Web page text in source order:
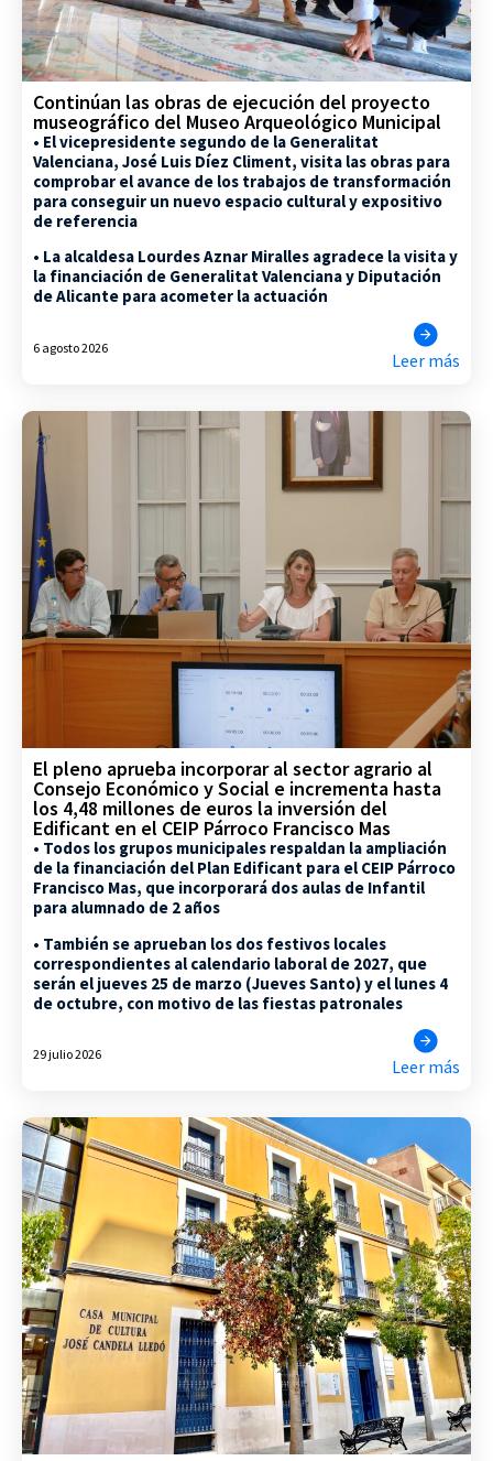
Continúan las obras de ejecución del proyecto
museográfico del Museo Arqueológico Municipal
• El vicepresidente segundo de la Generalitat
Valenciana, José Luis Díez Climent, visita las obras para
comprobar el avance de los trabajos de transformación
para conseguir un nuevo espacio cultural y expositivo
de referencia
• La alcaldesa Lourdes Aznar Miralles agradece la visita y
la financiación de Generalitat Valenciana y Diputación
de Alicante para acometer la actuación
6 agosto 2026
Leer más
El pleno aprueba incorporar al sector agrario al
Consejo Económico y Social e incrementa hasta
los 4,48 millones de euros la inversión del
Edificant en el CEIP Párroco Francisco Mas
• Todos los grupos municipales respaldan la ampliación
de la financiación del Plan Edificant para el CEIP Párroco
Francisco Mas, que incorporará dos aulas de Infantil
para alumnado de 2 años
• También se aprueban los dos festivos locales
correspondientes al calendario laboral de 2027, que
serán el jueves 25 de marzo (Jueves Santo) y el lunes 4
de octubre, con motivo de las fiestas patronales
29 julio 2026
Leer más